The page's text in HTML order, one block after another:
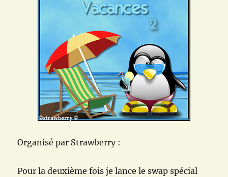
Organisé par Strawberry :
Pour la deuxième fois je lance le swap spécial